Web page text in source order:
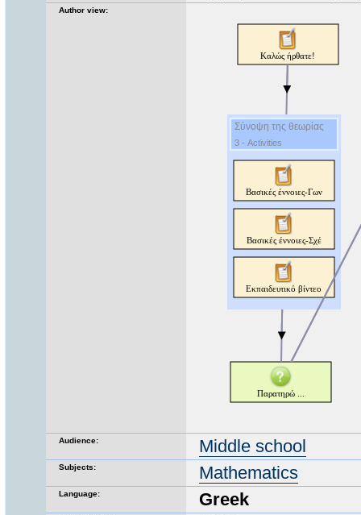
Author view:
Audience: Middle school
Subjects: Mathematics
Language: Greek